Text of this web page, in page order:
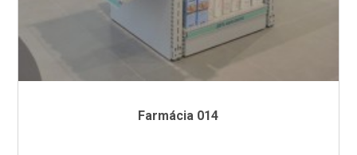
Farmácia 014